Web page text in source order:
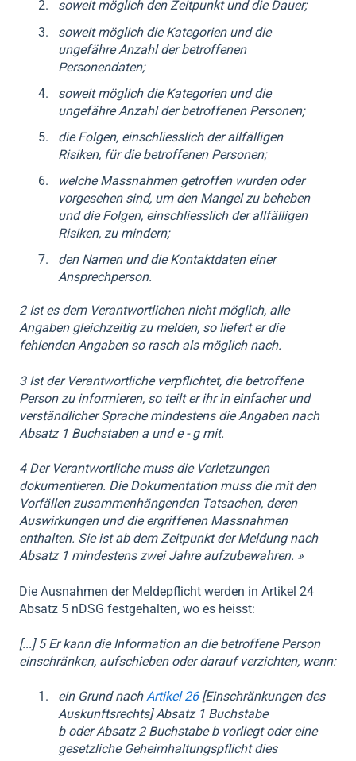
soweit möglich den Zeitpunkt und die Dauer;
soweit möglich die Kategorien und die
ungefähre Anzahl der betroffenen
Personendaten;
soweit möglich die Kategorien und die
ungefähre Anzahl der betroffenen Personen;
die Folgen, einschliesslich der allfälligen
Risiken, für die betroffenen Personen;
welche Massnahmen getroffen wurden oder
vorgesehen sind, um den Mangel zu beheben
und die Folgen, einschliesslich der allfälligen
Risiken, zu mindern;
den Namen und die Kontaktdaten einer
Ansprechperson.
2 Ist es dem Verantwortlichen nicht möglich, alle
Angaben gleichzeitig zu melden, so liefert er die
fehlenden Angaben so rasch als möglich nach.
3 Ist der Verantwortliche verpflichtet, die betroffene
Person zu informieren, so teilt er ihr in einfacher und
verständlicher Sprache mindestens die Angaben nach
Absatz 1 Buchstaben a und e - g mit.
4 Der Verantwortliche muss die Verletzungen
dokumentieren. Die Dokumentation muss die mit den
Vorfällen zusammenhängenden Tatsachen, deren
Auswirkungen und die ergriffenen Massnahmen
enthalten. Sie ist ab dem Zeitpunkt der Meldung nach
Absatz 1 mindestens zwei Jahre aufzubewahren. »
Die Ausnahmen der Meldepflicht werden in Artikel 24
Absatz 5 nDSG festgehalten, wo es heisst:
[...] 5 Er kann die Information an die betroffene Person
einschränken, aufschieben oder darauf verzichten, wenn:
ein Grund nachArtikel 26[Einschränkungen des
Auskunftsrechts] Absatz 1 Buchstabe
boderAbsatz 2 Buchstabe bvorliegt oder eine
gesetzliche Geheimhaltungspflicht dies